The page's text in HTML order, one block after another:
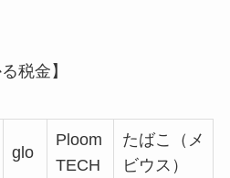
税金】
glo
Ploom
TECH
たばこ（メ
ビウス）